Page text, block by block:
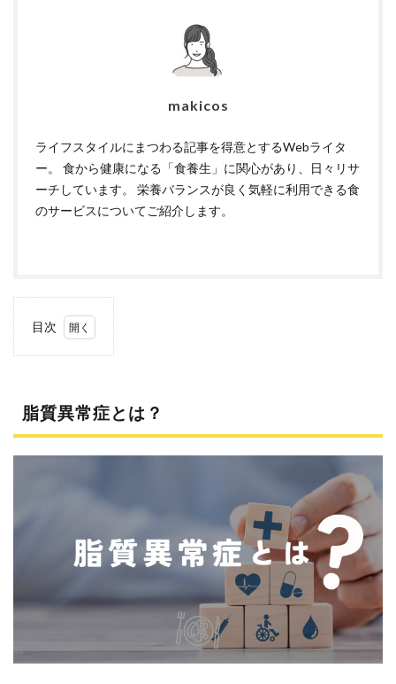
makicos
ライフスタイルにまつわる記事を得意とするWebライタ
ー。 食から健康になる「食養生」に関心があり、日々リサ
ーチしています。 栄養バランスが良く気軽に利用できる食
のサービスについてご紹介します。
目次
は？
2
摂り
過ぎ
脂質異常症とは？